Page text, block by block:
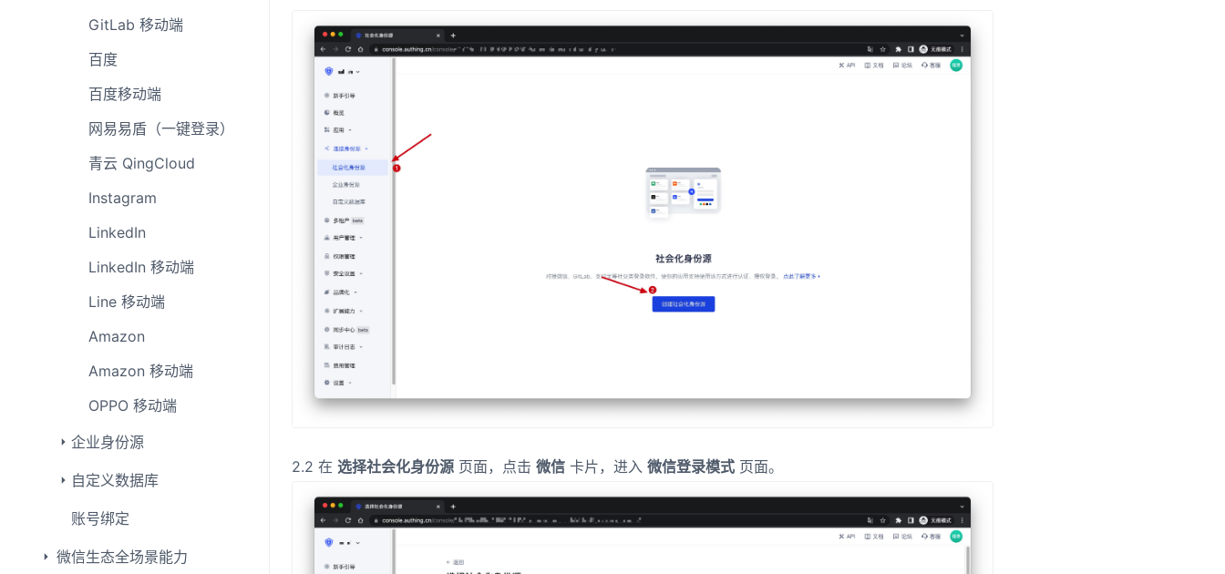
GitLab 移动端
百度
百度移动端
网易易盾（一键登录）
青云 QingCloud
Instagram
LinkedIn
LinkedIn 移动端
Line 移动端
Amazon
Amazon 移动端
OPPO 移动端
企业身份源
自定义数据库
账号绑定
微信生态全场景能力
2.2 在 选择社会化身份源 页面，点击 微信 卡片，进入 微信登录模式 页面。